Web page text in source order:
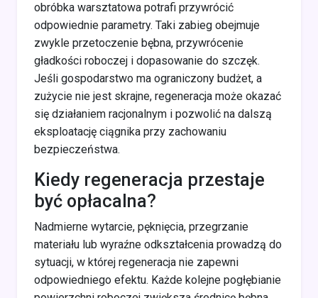
obróbka warsztatowa potrafi przywrócić
odpowiednie parametry. Taki zabieg obejmuje
zwykle przetoczenie bębna, przywrócenie
gładkości roboczej i dopasowanie do szczęk.
Jeśli gospodarstwo ma ograniczony budżet, a
zużycie nie jest skrajne, regeneracja może okazać
się działaniem racjonalnym i pozwolić na dalszą
eksploatację ciągnika przy zachowaniu
bezpieczeństwa.
Kiedy regeneracja przestaje
być opłacalna?
Nadmierne wytarcie, pęknięcia, przegrzanie
materiału lub wyraźne odkształcenia prowadzą do
sytuacji, w której regeneracja nie zapewni
odpowiedniego efektu. Każde kolejne pogłębianie